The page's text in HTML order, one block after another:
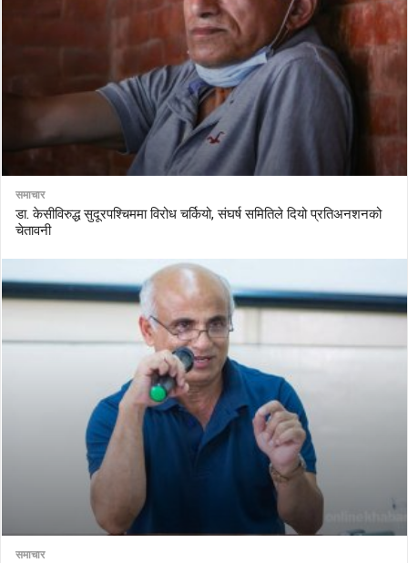
समाचार
डा. केसीविरुद्ध सुदूरपश्चिममा विरोध चर्कियो, संघर्ष समितिले दियो प्रतिअनशनको
चेतावनी
समाचार